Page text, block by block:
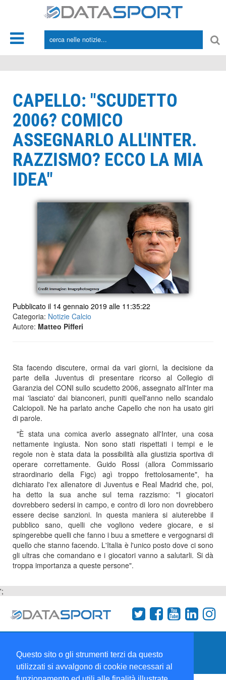
Questo sito o gli strumenti terzi da questo
utilizzati si avvalgono di cookie necessari al
CAPELLO: "SCUDETTO
2006? COMICO
ASSEGNARLO ALL'INTER.
RAZZISMO? ECCO LA MIA
IDEA"
Pubblicato il 14 gennaio 2019 alle 11:35:22
Categoria: Notizie Calcio
Autore: Matteo Pifferi
Sta facendo discutere, ormai da vari giorni, la decisione da
parte della Juventus di presentare ricorso al Collegio di
Garanzia del CONI sullo scudetto 2006, assegnato all'Inter ma
mai 'lasciato' dai bianconeri, puniti quell'anno nello scandalo
Calciopoli. Ne ha parlato anche Capello che non ha usato giri
di parole.
"È stata una comica averlo assegnato all'Inter, una cosa
nettamente ingiusta. Non sono stati rispettati i tempi e le
regole non è stata data la possibilità alla giustizia sportiva di
operare correttamente. Guido Rossi (allora Commissario
straordinario della Figc) agì troppo frettolosamente", ha
dichiarato l'ex allenatore di Juventus e Real Madrid che, poi,
ha detto la sua anche sul tema razzismo: "I giocatori
dovrebbero sedersi in campo, e contro di loro non dovrebbero
essere decise sanzioni. In questa maniera si aiuterebbe il
pubblico sano, quelli che vogliono vedere giocare, e si
spingerebbe quelli che fanno i buu a smettere e vergognarsi di
quello che stanno facendo. L'Italia è l'unico posto dove ci sono
gli ultras che comandano e i giocatori vanno a salutarli. Si dà
troppa importanza a queste persone".
';
Collabora con noi